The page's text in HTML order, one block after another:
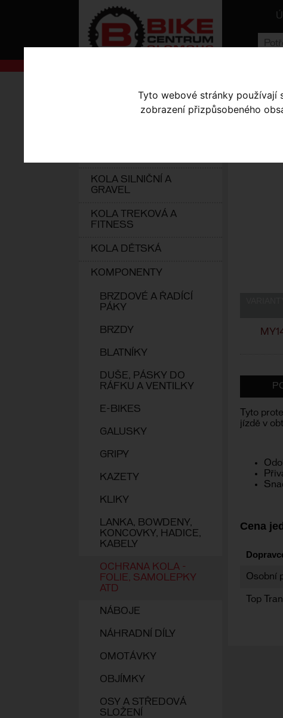
Tyto webové stránky používají
zobrazení přizpůsobeného
KOLA S-WORKS
KOLA SILNIČNÍ A
GRAVEL
KOLA TREKOVÁ A
FITNESS
KOLA DĚTSKÁ
KOMPONENTY
BRZDOVÉ A ŘADÍCÍ
PÁKY
BRZDY
BLATNÍKY
DUŠE, PÁSKY DO
RÁFKU A VENTILKY
E-BIKES
GALUSKY
GRIPY
KAZETY
KLIKY
LANKA, BOWDENY,
KONCOVKY, HADICE,
KABELY
OCHRANA KOLA -
FOLIE, SAMOLEPKY
ATD
NÁBOJE
NÁHRADNÍ DÍLY
OMOTÁVKY
OBJÍMKY
OSY A STŘEDOVÁ
SLOŽENÍ
09
Tyto
jízdě v
Cena
Osobní
Top